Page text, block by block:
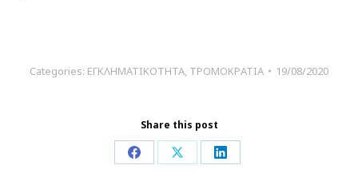
Categories: ΕΓΚΛΗΜΑΤΙΚΟΤΗΤΑ, ΤΡΟΜΟΚΡΑΤΙΑ 19/08/2020
Share this post
Share Share Share